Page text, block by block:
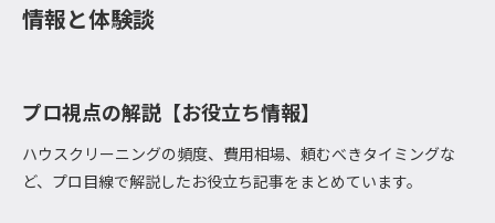
情報と体験談
プロ視点の解説【お役立ち情報】
ハウスクリーニングの頻度、費用相場、頼むべきタイミングな
ど、プロ目線で解説したお役立ち記事をまとめています。